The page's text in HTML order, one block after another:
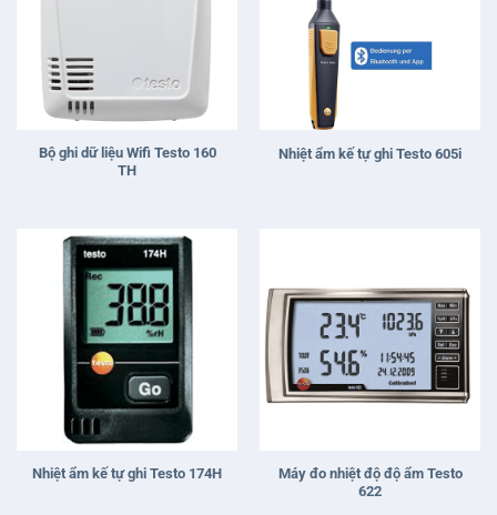
Bộ ghi dữ liệu Wifi Testo 160
TH
Nhiệt ẩm kế tự ghi Testo 605i
Nhiệt ẩm kế tự ghi Testo 174H
Máy đo nhiệt độ độ ẩm Testo
622